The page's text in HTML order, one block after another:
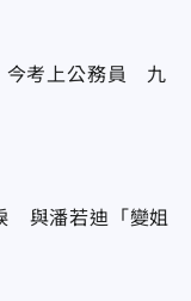
今考上公務員 九
與潘若迪「變姐